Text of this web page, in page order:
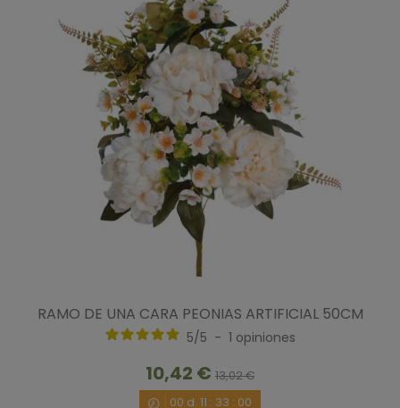
RAMO DE UNA CARA PEONIAS ARTIFICIAL 50CM
5/5 - 1 opiniones
10,42 € 13,02 €
00 d. 11 : 32 : 59